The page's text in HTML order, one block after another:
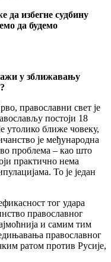
да избегне судбину
да будемо
у зближавању
православни свет је
постоји 18
утолико ближе човеку,
је међународна
проблема – као што
практично нема
То је један
тог удара
православног
и самим тим
православног
ратом против Русије,